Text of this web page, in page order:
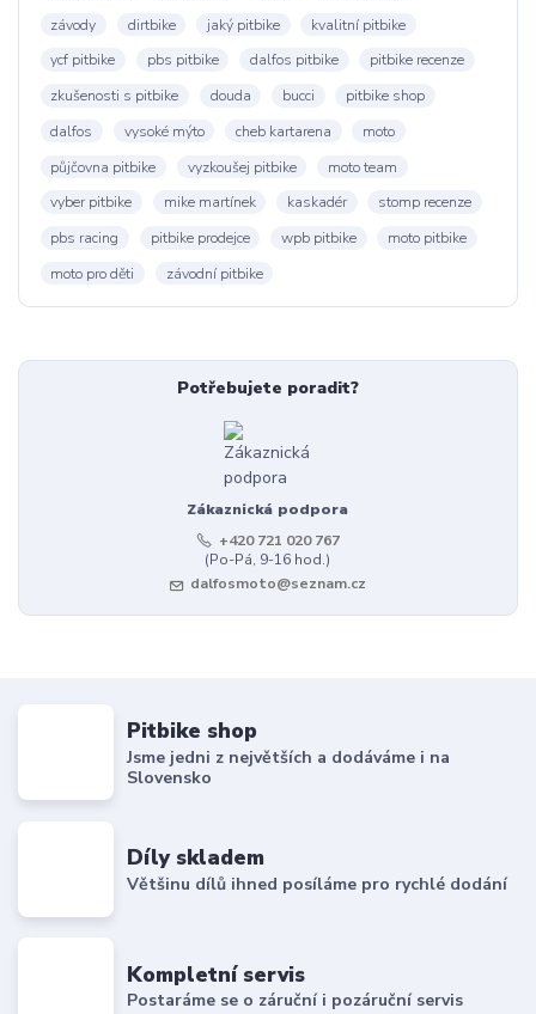
závody
dirtbike jaký pitbike
kvalitní pitbike
ycf pitbike
pbs pitbike dalfos pitbike
pitbike recenze
zkušenosti s pitbike
douda bucci
pitbike shop
dalfos
vysoké mýto cheb kartarena
moto
půjčovna pitbike
vyzkoušej pitbike
moto team
vyber pitbike
mike martínek kaskadér
stomp recenze
pbs racing
pitbike prodejce wpb pitbike
moto pitbike
moto pro děti
závodní pitbike
Potřebujete poradit?
Zákaznická podpora
+420 721 020 767
(Po-Pá, 9-16 hod.)
dalfosmoto@seznam.cz
Pitbike shop
Jsme jedni z největších a dodáváme i na
Slovensko
Díly skladem
Většinu dílů ihned posíláme pro rychlé dodání
Kompletní servis
Postaráme se o záruční i pozáruční servis